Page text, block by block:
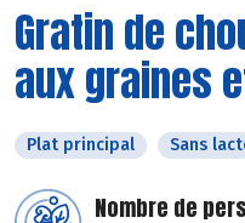
Gratin de
aux graines
Plat principal Sans
Nombre de